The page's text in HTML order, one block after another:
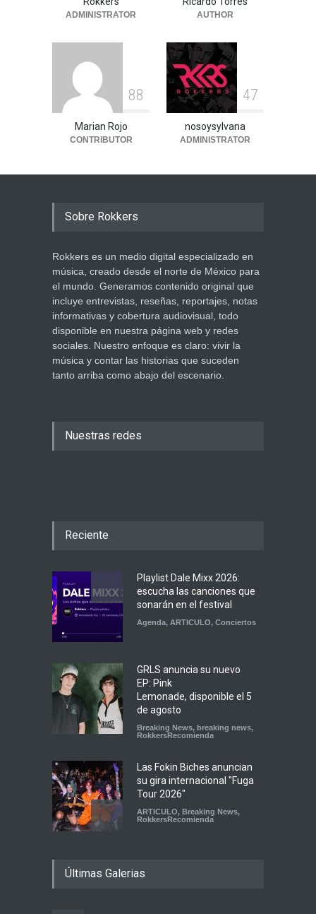
ADMINISTRATOR AUTHOR
88
Marian Rojo
CONTRIBUTOR
47
nosoysylvana
ADMINISTRATOR
Sobre Rokkers
Rokkers es un medio digital especializado en
música, creado desde el norte de México para
el mundo. Generamos contenido original que
incluye entrevistas, reseñas, reportajes, notas
informativas y cobertura audiovisual, todo
disponible en nuestra página web y redes
sociales. Nuestro enfoque es claro: vivir la
música y contar las historias que suceden
tanto arriba como abajo del escenario.
Nuestras redes
Reciente
Playlist Dale Mixx 2026:
escucha las canciones que
sonarán en el festival
Agenda, ARTICULO, Conciertos
GRLS anuncia su nuevo
EP: Pink
Lemonade, disponible el 5
de agosto
Breaking News, breaking news,
RokkersRecomienda
Las Fokin Biches anuncian
su gira internacional "Fuga
Tour 2026"
ARTICULO, Breaking News,
RokkersRecomienda
nuevo de Psychedelic Porn
Últimas Galerias